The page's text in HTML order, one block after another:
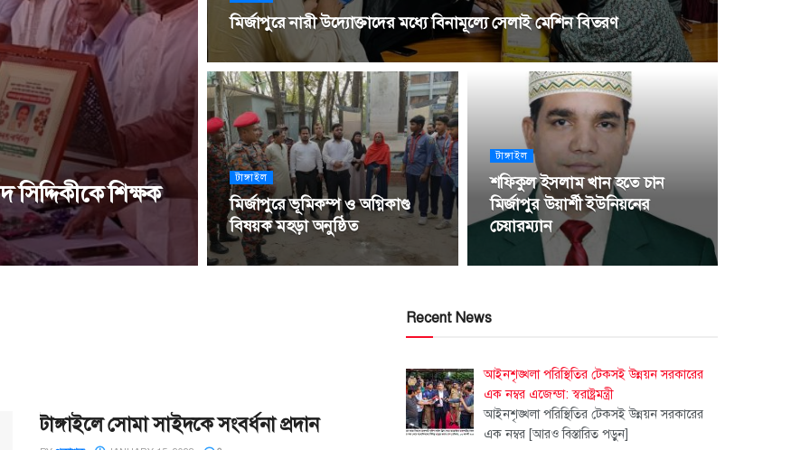
শিক্ষক
মির্জাপুরে নারী উদ্যোক্তাদের মধ্যে বিনামূল্যে সেলাই মেশিন বিতরণ
টাঙ্গাইল
মির্জাপুরে ভূমিকম্প ও অগ্নিকাণ্ড
বিষয়ক মহড়া অনুষ্ঠিত
টাঙ্গাইল
শফিকুল ইসলাম খান হতে চান
মির্জাপুর উয়ার্শী ইউনিয়নের
চেয়ারম্যান
টাঙ্গাইলে সোমা সাইদকে সংবর্ধনা প্রদান
Recent News
আইনশৃঙ্খলা পরিস্থিতির টেকসই উন্নয়ন সরকারের
এক নম্বর এজেন্ডা: স্বরাষ্ট্রমন্ত্রী
আইনশৃঙ্খলা পরিস্থিতির টেকসই উন্নয়ন সরকারের
এক নম্বর [আরও বিস্তারিত পড়ুন]